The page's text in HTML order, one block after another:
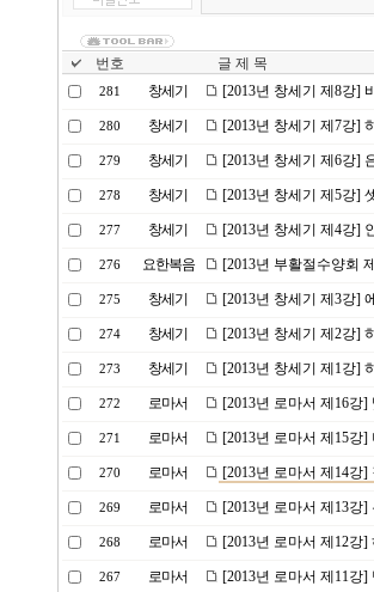
번호 글 제 목
281 창세기 [2013년 창세기 제8강]
280 창세기 [2013년 창세기 제7강]
279 창세기 [2013년 창세기 제6강]
278 창세기 [2013년 창세기 제5강]
277 창세기 [2013년 창세기 제4강]
276 요한복음 [2013년 부활절수양회
275 창세기 [2013년 창세기 제3강]
274 창세기 [2013년 창세기 제2강]
273 창세기 [2013년 창세기 제1강]
272 로마서 [2013년 로마서 제16강
271 로마서 [2013년 로마서 제15강
270 로마서 [2013년 로마서 제14강
269 로마서 [2013년 로마서 제13강
268 로마서 [2013년 로마서 제12강
267 로마서 [2013년 로마서 제11강